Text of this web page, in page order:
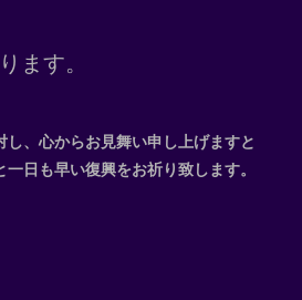
ます。
し、心からお見舞い申し上げますと
日も早い復興をお祈り致します。